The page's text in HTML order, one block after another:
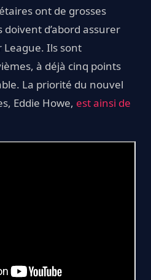
ont de grosses
d’abord assurer
Ils sont
à déjà cinq points
La priorité du nouvel
Eddie Howe, est ainsi de